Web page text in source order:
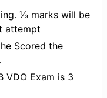
⅓ marks will be
attempt
Scored the
VDO Exam is 3